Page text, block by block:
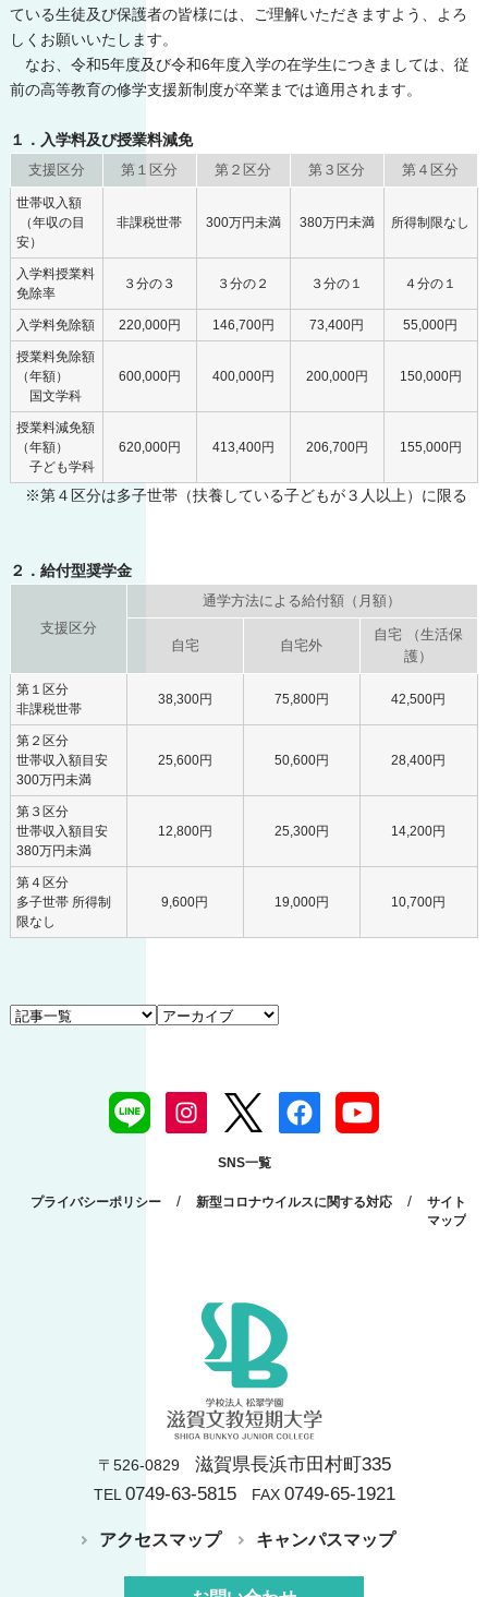
ている生徒及び保護者の皆様には、ご理解いただきますよう、よろ
しくお願いいたします。
なお、令和5年度及び令和6年度入学の在学生につきましては、従
前の高等教育の修学支援新制度が卒業までは適用されます。
１．入学料及び授業料減免
支援区分 第１区分 第２区分 第３区分 第４区分
世帯収入額
（年収の目
安）
非課税世帯 300万円未満 380万円未満 所得制限なし
入学料授業料
免除率
３分の３ ３分の２ ３分の１ ４分の１
入学料免除額 220,000円 146,700円 73,400円 55,000円
授業料免除額
（年額）
国文学科
600,000円 400,000円 200,000円 150,000円
授業料減免額
（年額）
子ども学科
620,000円 413,400円 206,700円 155,000円
※第４区分は多子世帯（扶養している子どもが３人以上）に限る
２．給付型奨学金
支援区分
通学方法による給付額（月額）
自宅 自宅外
自宅 （生活保
護）
第１区分
非課税世帯
38,300円 75,800円 42,500円
第２区分
世帯収入額目安
300万円未満
25,600円 50,600円 28,400円
第３区分
世帯収入額目安
380万円未満
12,800円 25,300円 14,200円
第４区分
多子世帯 所得制
限なし
9,600円 19,000円 10,700円
SNS一覧
プライバシーポリシー / 新型コロナウイルスに関する対応 /
サイト
マップ
〒526-0829 滋賀県長浜市田村町335
TEL0749-63-5815FAX 0749-65-1921
アクセスマップ キャンパスマップ